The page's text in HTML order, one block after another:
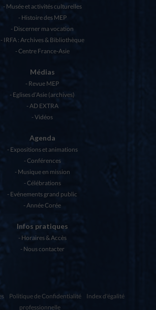
Musée et activités culturelles
Histoire des MEP
Discerner ma vocation
IRFA : Archives & Bibliothèque
Centre France-Asie
Médias
Revue MEP
Eglises d’Asie (archives)
AD EXTRA
Vidéos
Agenda
Expositions et animations
Conférences
Musique en mission
Célébrations
Evénements grand public
Année Corée
Infos pratiques
Horaires & Accès
Nous contacter
Politique de Confidentialité
Index d'égalité
professionnelle